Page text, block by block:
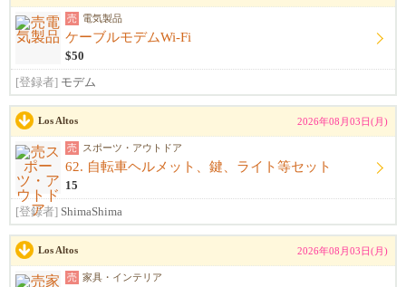
売 電気製品
ケーブルモデムWi-Fi
$50
[登録者] モデム
Los Altos 2026年08月03日(月)
売 スポーツ・アウトドア
62. 自転車ヘルメット、鍵、ライト等セット
15
[登録者] ShimaShima
Los Altos 2026年08月03日(月)
売 家具・インテリア